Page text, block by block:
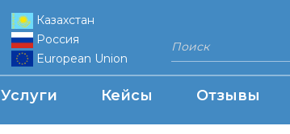
Казахстан
Россия
European Union
Услуги Кейсы Отзывы